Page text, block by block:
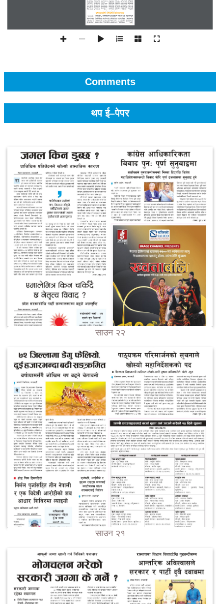
Comments
थप ई–पेपर
साउन २२
साउन २१